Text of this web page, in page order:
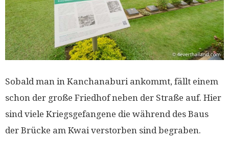
Sobald man in Kanchanaburi ankommt, fällt einem
schon der große Friedhof neben der Straße auf. Hier
sind viele Kriegsgefangene die während des Baus
der Brücke am Kwai verstorben sind begraben.